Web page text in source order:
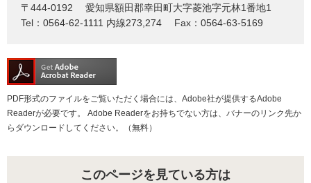
〒444-0192
愛知県額田郡幸田町大字菱池字元林1番地1
Tel：0564-62-1111 内線273,274
Fax：0564-63-5169
PDF形式のファイルをご覧いただく場合には、Adobe社が提供するAdobe
Readerが必要です。
Adobe Readerをお持ちでない方は、バナーのリンク先か
らダウンロードしてください。（無料）
このページを見ている方は